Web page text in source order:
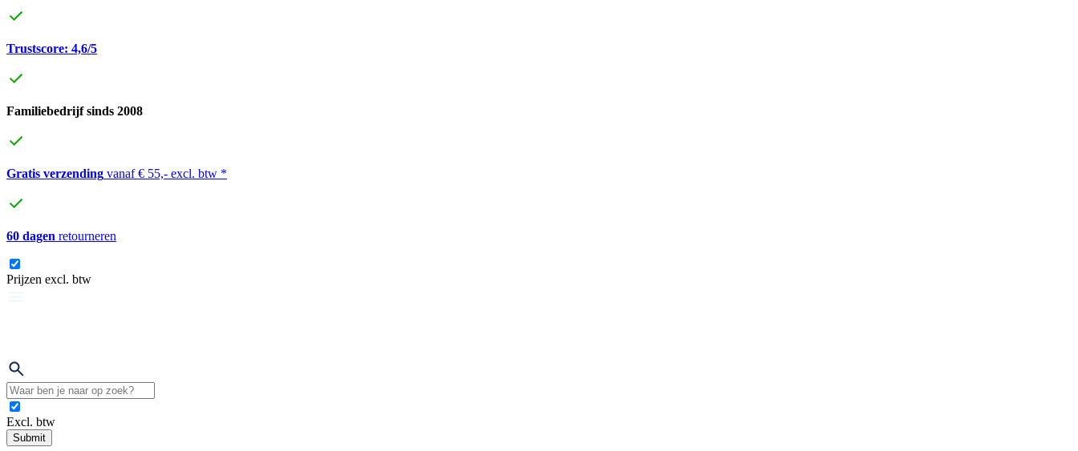
Trustscore: 4,6/5
Familiebedrijf sinds 2008
Gratis verzending vanaf € 55,- excl. btw *
60 dagen retourneren
Prijzen excl. btw
Excl. btw
Submit